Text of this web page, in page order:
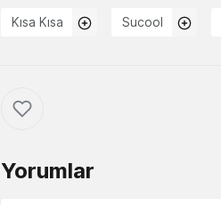
Kısa Kısa Sucool
Yorumlar